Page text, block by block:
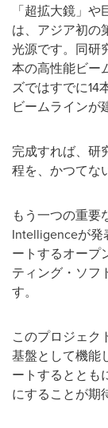
「超拡大鏡」
は、アジア初の
光源です。同研
本の高性能ビー
ズではすでに14
ビームラインが
完成すれば、研
程を、かつてな
もう一つの重要
Intelligenceが発
ートするオープ
ティング・ソフ
す。
このプロジェク
基盤として機能
ートするととも
にすることが期